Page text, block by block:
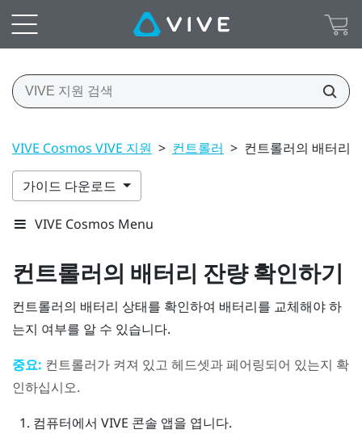
VIVE Cosmos VIVE 지원 > 컨트롤러 > 컨트롤러의 배터리
가이드 다운로드
VIVE Cosmos Menu
컨트롤러의 배터리 잔량 확인하기
컨트롤러의 배터리 상태를 확인하여 배터리를 교체해야 하
는지 여부를 알 수 있습니다.
중요: 컨트롤러가 켜져 있고 헤드셋과 페어링되어 있는지 확
인하십시오.
컴퓨터에서 VIVE 콘솔 앱을 엽니다.